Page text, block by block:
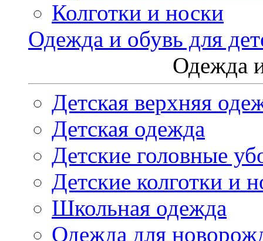
Колготки и носки
Одежда и обувь для
Одежда
Детская верхняя
Детская одежда
Детские головные
Детские колготки и
Школьная одежда
Одежда для